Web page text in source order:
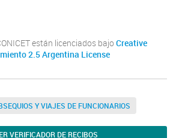
están licenciados bajo Creative
2.5 Argentina License
Y VIAJES DE FUNCIONARIOS
VERIFICADOR DE RECIBOS